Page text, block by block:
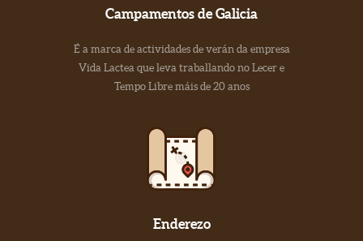
Campamentos de Galicia
É a marca de actividades de verán da empresa
Vida Lactea que leva traballando no Lecer e
Tempo Libre máis de 20 anos
Enderezo